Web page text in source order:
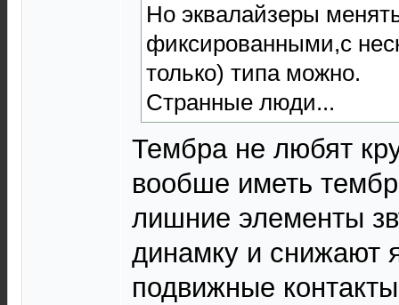
Но эквалайзеры
фиксированными,с
только) типа можно.
Странные люди...
Тембра не любят
вообше иметь
лишние элементы
динамку и снижают
подвижные